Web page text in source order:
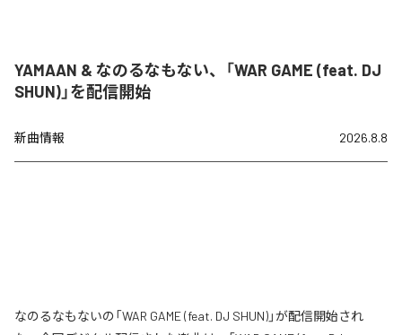
YAMAAN & なのるなもない、「WAR GAME (feat. DJ
SHUN)」を配信開始
新曲情報 2026.8.8
なのるなもないの「WAR GAME (feat. DJ SHUN)」が配信開始され